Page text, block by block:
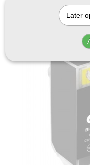
Later